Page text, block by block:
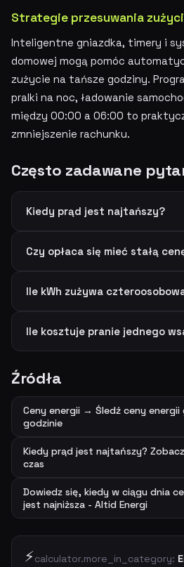
Strategie przesuwania
Inteligentne gniazdka, timery i
domowej mogą pomóc
zużycie na tańsze godziny.
pralki na noc, ładowanie
między 00:00 a 06:00 to
zmniejszenie rachunku.
Często zadawane
Kiedy prąd jest najtańszy?
Czy opłaca się mieć stałą
Ile kWh zużywa
Ile kosztuje pranie jednego
Źródła
Ceny energii → Śledź ceny energii
godzinie
Kiedy prąd jest najtańszy?
czas
Dowiedz się, kiedy w ciągu dnia
jest najniższa - Altid Energi
⚡calculator.more_in_category: